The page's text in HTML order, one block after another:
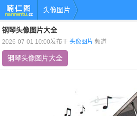
头像图片
钢琴头像图片大全
2026-07-01 10:00发布于头像图片 频道
钢琴头像图片大全